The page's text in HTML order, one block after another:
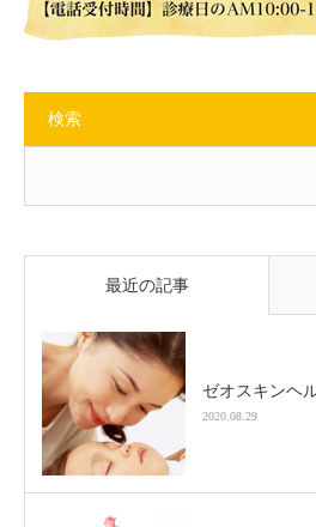
検索
最近の記事
ゼオスキンヘ
2020.08.29